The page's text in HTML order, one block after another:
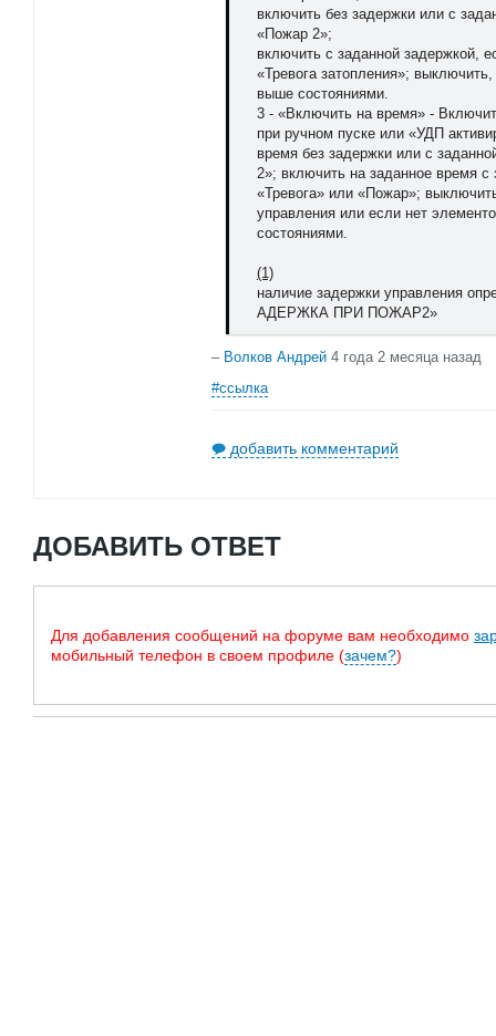
включить без задержки или с
«Пожар 2»;
включить с заданной задержкой,
«Тревога затопления»;
выше состояниями.
3 - «Включить на время» -
при ручном пуске или «УДП
время без задержки или с
2»; включить на заданное время с
«Тревога» или «Пожар»;
управления или если нет
состояниями.
(1)
наличие задержки управления
АДЕРЖКА ПРИ ПОЖАР2»
– Волков Андрей 4 года 2 месяца назад
#ссылка
добавить комментарий
ДОБАВИТЬ ОТВЕТ
Для добавления сообщений на форуме вам необходимо
мобильный телефон в своем профиле (зачем?)